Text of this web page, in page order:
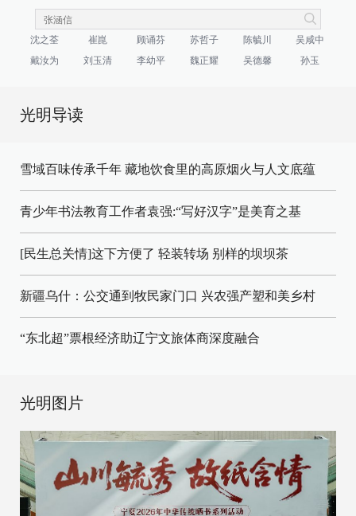
沈之荃 崔崑 顾诵芬 苏哲子 陈毓川
吴咸中
戴汝为
刘玉清 李幼平 魏正耀 吴德馨 孙玉
光明导读
雪域百味传承千年 藏地饮食里的高原烟火与人文底蕴
青少年书法教育工作者袁强:“写好汉字”是美育之基
[民生总关情]这下方便了 轻装转场 别样的坝坝茶
新疆乌什：公交通到牧民家门口 兴农强产塑和美乡村
“东北超”票根经济助辽宁文旅体商深度融合
光明图片